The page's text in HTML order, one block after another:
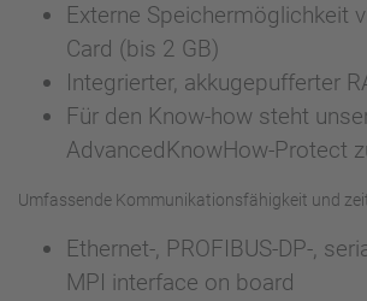
Externe Speichermöglichkeit
Card (bis 2 GB)
Integrierter, akkugepufferter
Für den Know-how steht
AdvancedKnowHow-Protect
Umfassende Kommunikationsfähigkeit und
Ethernet-, PROFIBUS-DP-,
MPI interface on board